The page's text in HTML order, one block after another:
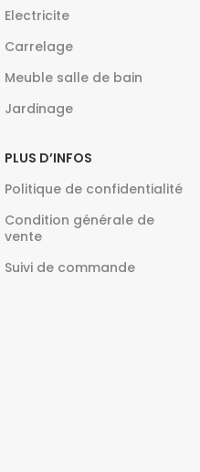
Electricite
Carrelage
Meuble salle de bain
Jardinage
PLUS D’INFOS
Politique de confidentialité
Condition générale de
vente
Suivi de commande